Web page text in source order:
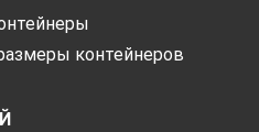
контейнеров